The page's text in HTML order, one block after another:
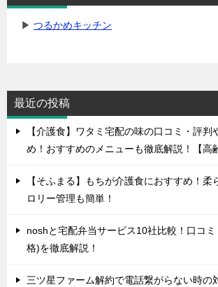
▶ つるかめキッチン
最近の投稿
【介護食】ワタミ宅配の味の口コミ・評判
め！おすすめのメニューも徹底解説！【高
【そふまる】もちが介護食におすすめ！柔
ロリー管理も簡単！
noshと宅配弁当サービス10社比較！口コ
格)を徹底解説！
三ツ星ファーム解約で電話繋がらない時の